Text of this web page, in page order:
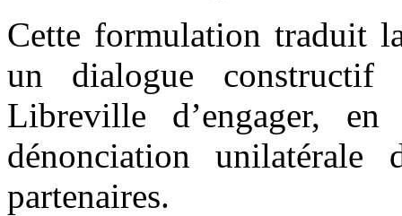
Cette formulation traduit
un dialogue
Libreville d’engager,
dénonciation
partenaires.